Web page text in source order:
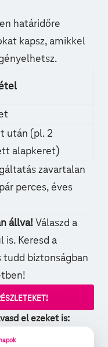
határidőre
kapsz, amikkel
után (pl. 2
alapkeret)
zavartalan
perces, éves
állva! Válaszd a
Keresd a
tudd biztonságban
el ezeket is: